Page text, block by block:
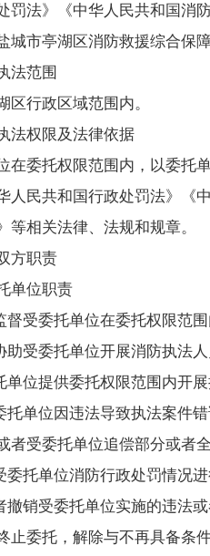
罚法》《中华人民共和国消
城市亭湖区消防救援综合保
法范围
区行政区域范围内。
法权限及法律依据
在委托权限范围内，以委托
人民共和国行政处罚法》《
等相关法律、法规和规章。
方职责
单位职责
督受委托单位在委托权限范
助受委托单位开展消防执法
单位提供委托权限范围内开
托单位因违法导致执法案件
者受委托单位追偿部分或者
委托单位消防行政处罚情况
撤销受委托单位实施的违法
止委托，解除与不再具备条